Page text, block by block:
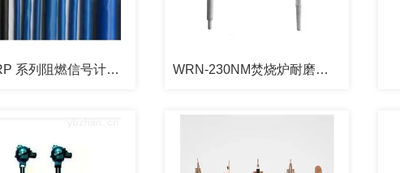
DJYVRP 系列阻燃信号计算机电缆 WRN-230NM焚烧炉耐磨热电偶